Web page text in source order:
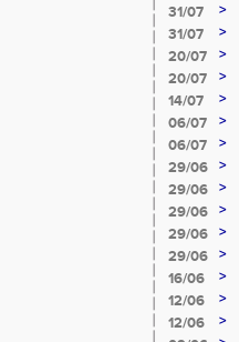
31/07 >
31/07
>
20/07 >
20/07 >
14/07
>
06/07
>
06/07
>
29/06
>
29/06 >
29/06 >
29/06
>
29/06
>
16/06
>
12/06
>
12/06 >